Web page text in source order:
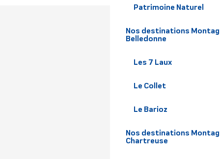
Patrimoine Naturel
Nos destinations
Belledonne
Les 7 Laux
Le Collet
Le Barioz
Nos destinations
Chartreuse